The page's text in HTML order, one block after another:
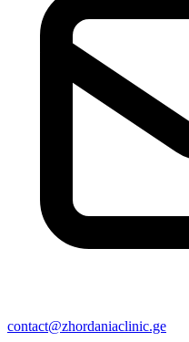
contact@zhordaniaclinic.ge